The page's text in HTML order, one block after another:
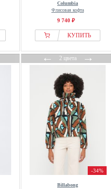
Columbia
Флисовая кофта
9 740 ₽
КУПИТЬ
←2 цвета→
-34%
Billabong